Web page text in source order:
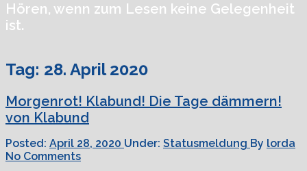
Hören, wenn zum Lesen keine Gelegenheit
ist.
Tag: 28. April 2020
Morgenrot! Klabund! Die Tage dämmern!
von Klabund
Posted: April 28, 2020 Under: Statusmeldung By lorda
No Comments